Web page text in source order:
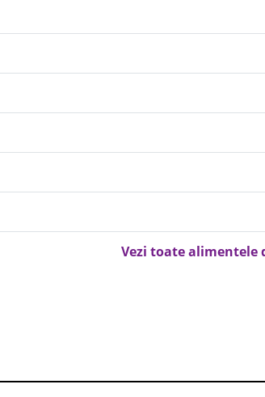
Vezi toate alimentele